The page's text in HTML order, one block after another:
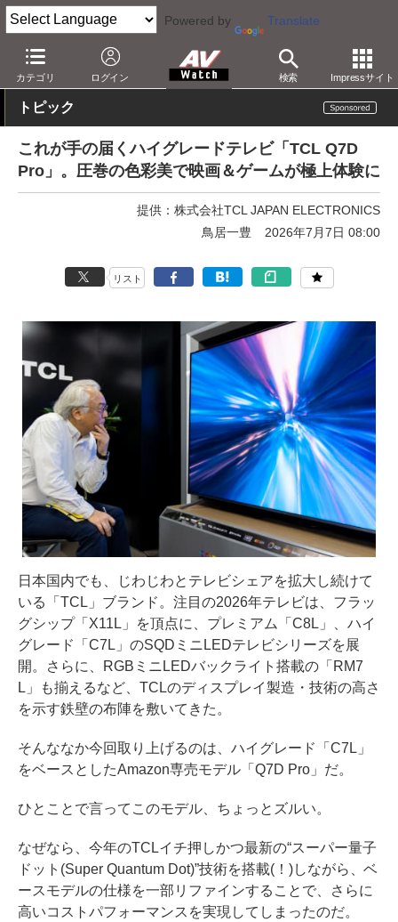
Powered by Translate
カテゴリ ログイン 検索 Impressサイト
AV Watch 製品 テレビ TCL
トピック
これが手の届くハイグレードテレビ「TCL Q7D
Pro」。圧巻の色彩美で映画＆ゲームが極上体験に
提供：株式会社TCL JAPAN ELECTRONICS
鳥居一豊
2026年7月7日 08:00
リスト
日本国内でも、じわじわとテレビシェアを拡大し続けて
いる「TCL」ブランド。注目の2026年テレビは、フラッ
グシップ「X11L」を頂点に、プレミアム「C8L」、ハイ
グレード「C7L」のSQDミニLEDテレビシリーズを展
開。さらに、RGBミニLEDバックライト搭載の「RM7
L」も揃えるなど、TCLのディスプレイ製造・技術の高さ
を示す鉄壁の布陣を敷いてきた。
そんななか今回取り上げるのは、ハイグレード「C7L」
をベースとしたAmazon専売モデル「Q7D Pro」だ。
ひとことで言ってこのモデル、ちょっとズルい。
なぜなら、今年のTCLイチ押しかつ最新の“スーパー量子
ドット(Super Quantum Dot)”技術を搭載(！)しながら、ベ
ースモデルの仕様を一部リファインすることで、さらに
高いコストパフォーマンスを実現してしまったのだ。